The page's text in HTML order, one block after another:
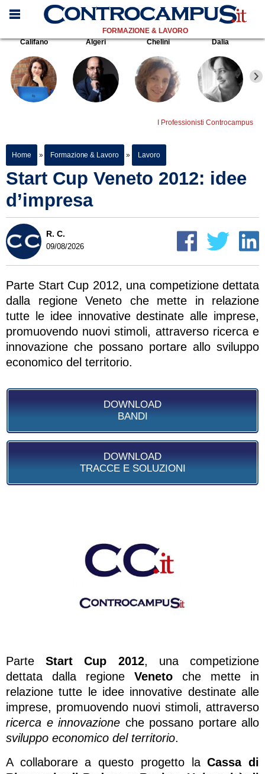
FORMAZIONE & LAVORO
Califano
Algeri Chelini Dalia
I Professionisti Controcampus
Home » Formazione & Lavoro » Lavoro
Start Cup Veneto 2012: idee
d’impresa
R. C.
09/08/2026
Parte Start Cup 2012, una competizione dettata
dalla regione Veneto che mette in relazione
tutte le idee innovative destinate alle imprese,
promuovendo nuovi stimoli, attraverso ricerca e
innovazione che possano portare allo sviluppo
economico del territorio.
DOWNLOAD
BANDI
DOWNLOAD
TRACCE E SOLUZIONI
ParteStart Cup 2012, una competizione
dettata dalla regione Veneto che mette in
relazione tutte le idee innovative destinate alle
imprese, promuovendo nuovi stimoli, attraverso
ricerca e innovazione che possano portare allo
sviluppo economico del territorio.
A collaborare a questo progetto laCassadi